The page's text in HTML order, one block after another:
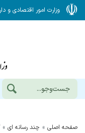
وزارت امور اقتصادی و
صفحه اصلی چند رسانه ای